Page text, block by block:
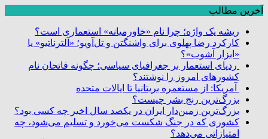
آخرین مطالب
ریشه یک واژه؛ چرا نام «خاورمیانه» استعماری است؟
کارکرد رضا پهلوی برای واشنگتن و تل‌آویو؛ «آلترناتیو» یا
«ابزار آشوب»؟
ردپای استعمار بر جغرافیای سیاسی؛ چگونه فاتحان نام
کشورهای امروز را نوشتند؟
آمریکا: از مستعمره بریتانیا تا ایالات متحده
بزرگ‌ترین رنج بشر چیست؟
بزرگ‌ترین زمین‌دار ایران در یکصد سال اخیر چه کسی بود؟
کشوری که در جنگ شکست می‌خورد و تسلیم می‌شود، چه
امتیازاتی می‌دهد؟